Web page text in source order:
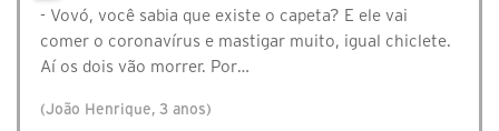
- Vovó, você sabia que existe o capeta? E ele vai
comer o coronavírus e mastigar muito, igual chiclete.
Aí os dois vão morrer. Por…
(João Henrique, 3 anos)